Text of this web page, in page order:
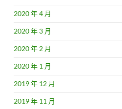
2020 年 4 月
2020 年 3 月
2020 年 2 月
2020 年 1 月
2019 年 12 月
2019 年 11 月